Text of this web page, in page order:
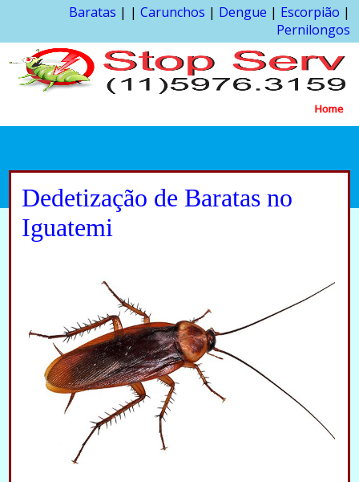
Baratas | | Carunchos | Dengue | Escorpião |
Pernilongos
Home
Dedetização de Baratas no
Iguatemi